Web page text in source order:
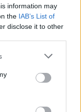
information may
the IAB’s List of
disclose it to other
or more Google
You may click to
party tags to
in below Google